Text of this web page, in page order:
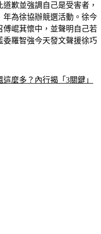
歉並強調自己是受害者，
年為徐協辦競選活動。徐今
傅崐萁懷中，並聲明自己若
羅智強今天發文聲援徐巧
麼多？內行揭「3關鍵」